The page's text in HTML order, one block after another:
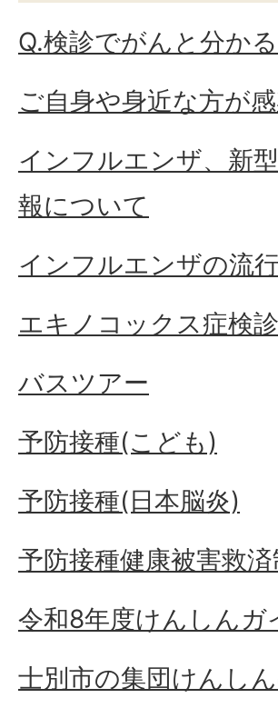
Q.検診でがんと分か
ご自身や身近な方が
インフルエンザ、新
報について
インフルエンザの流
エキノコックス症検診
バスツアー
予防接種(こども)
予防接種(日本脳炎)
予防接種健康被害救
令和8年度けんしんガ
士別市の集団けんし